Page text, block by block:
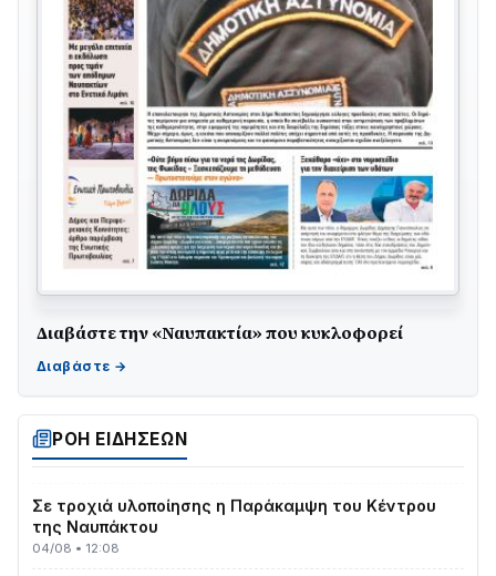
Διαβάστε την «Ναυπακτία» που κυκλοφορεί
ΡΟΗ ΕΙΔΗΣΕΩΝ
05/08 • 08:41
Στο σκοτάδι μεγάλο μέρος στο Λυγιά Ναυπάκτου
04/08 • 19:47
της Ναυπάκτου
04/08 • 12:08